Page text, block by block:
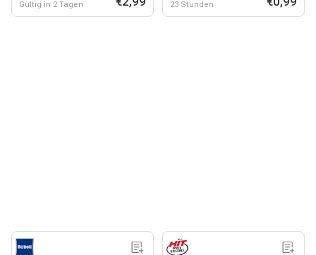
Gültig in 2 Tagen 23 Stunden